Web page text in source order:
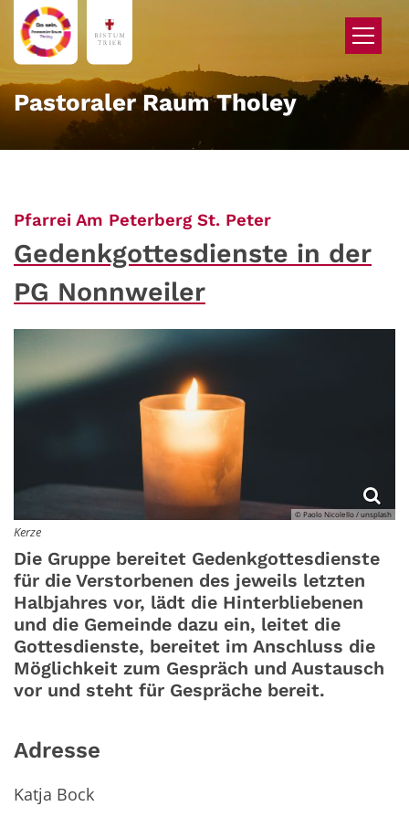
Zum Inhalt springen
Pastoraler Raum Tholey
Pfarrei Am Peterberg St. Peter:
Gedenkgottesdienste in der
PG Nonnweiler
© Paolo Nicolello / unsplash
Kerze
Die Gruppe bereitet Gedenkgottesdienste
für die Verstorbenen des jeweils letzten
Halbjahres vor, lädt die Hinterbliebenen
und die Gemeinde dazu ein, leitet die
Gottesdienste, bereitet im Anschluss die
Möglichkeit zum Gespräch und Austausch
vor und steht für Gespräche bereit.
Adresse
Katja Bock